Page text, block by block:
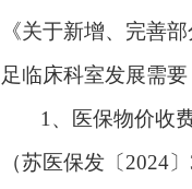
《关于新增、完善
足临床科室发展需要
1、
医保物价收
（苏医保发〔 2024〕